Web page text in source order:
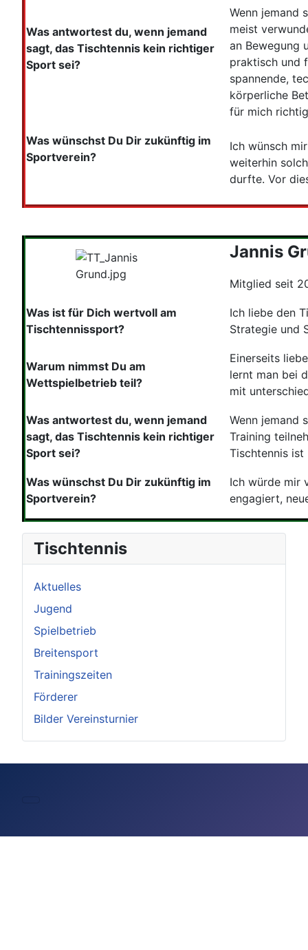
Tischtennis
Aktuelles
Jugend
Spielbetrieb
Breitensport
Trainingszeiten
Förderer
Bilder Vereinsturnier
Was antwortest du, wenn jemand
sagt, das Tischtennis kein richtiger
Sport sei?
Wenn jemand
meist
an Bewegung
praktisch und
spannende,
körperliche
für mich
Was wünschst Du Dir zukünftig im
Sportverein?
Ich wünsch
weiterhin
durfte. Vor
Jannis
Mitglied seit
Was ist für Dich wertvoll am
Tischtennissport?
Ich liebe den
Strategie und
Warum nimmst Du am
Wettspielbetrieb teil?
Einerseits
lernt man bei
mit
Was antwortest du, wenn jemand
sagt, das Tischtennis kein richtiger
Sport sei?
Wenn jemand
Training
Tischtennis ist
Was wünschst Du Dir zukünftig im
Sportverein?
Ich würde mir
engagiert,